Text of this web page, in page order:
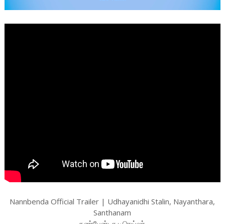
Nannbenda Official Trailer | Udhayanidhi Stalin, Nayanthara,
Santhanam